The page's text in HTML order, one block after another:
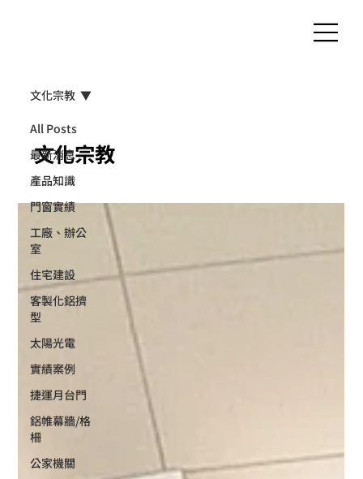
客製化鋁擠型｜氣密窗
All Posts
最新消息
產品知識
門窗實績
工廠、辦公
室
住宅建設
客製化鋁擠
型
太陽光電
實績案例
捷運月台門
鋁帷幕牆/格
柵
公家機關
文化宗教
文化宗教